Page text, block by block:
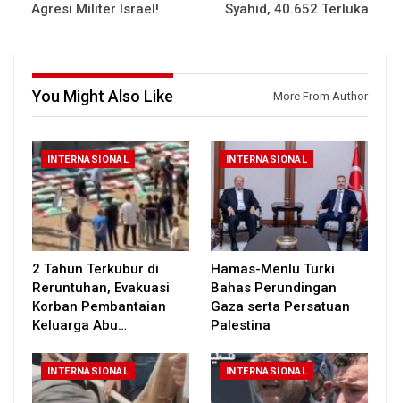
Agresi Militer Israel!
Syahid, 40.652 Terluka
You Might Also Like More From Author
INTERNASIONAL
2 Tahun Terkubur di
Reruntuhan, Evakuasi
Korban Pembantaian
Keluarga Abu…
INTERNASIONAL
Hamas-Menlu Turki
Bahas Perundingan
Gaza serta Persatuan
Palestina
INTERNASIONAL INTERNASIONAL